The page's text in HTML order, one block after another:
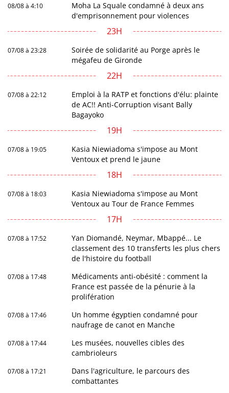
08/08 à 4:10
Moha La Squale condamné à deux ans
d'emprisonnement pour violences
23H
07/08 à 23:28
Soirée de solidarité au Porge après le
mégafeu de Gironde
22H
07/08 à 22:12
Emploi à la RATP et fonctions d'élu: plainte
de AC!! Anti-Corruption visant Bally
Bagayoko
19H
07/08 à 19:05
Kasia Niewiadoma s'impose au Mont
Ventoux et prend le jaune
18H
07/08 à 18:03
Kasia Niewiadoma s'impose au Mont
Ventoux au Tour de France Femmes
17H
07/08 à 17:52
Yan Diomandé, Neymar, Mbappé... Le
classement des 10 transferts les plus chers
de l'histoire du football
07/08 à 17:48
Médicaments anti-obésité : comment la
France est passée de la pénurie à la
prolifération
07/08 à 17:46
Un homme égyptien condamné pour
naufrage de canot en Manche
07/08 à 17:44
Les musées, nouvelles cibles des
cambrioleurs
07/08 à 17:21
Dans l'agriculture, le parcours des
combattantes